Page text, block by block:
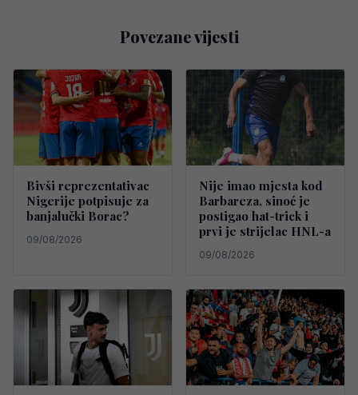
Povezane vijesti
Bivši reprezentativac
Nigerije potpisuje za
banjalučki Borac?
09/08/2026
Nije imao mjesta kod
Barbareza, sinoć je
postigao hat-trick i
prvi je strijelac HNL-a
09/08/2026